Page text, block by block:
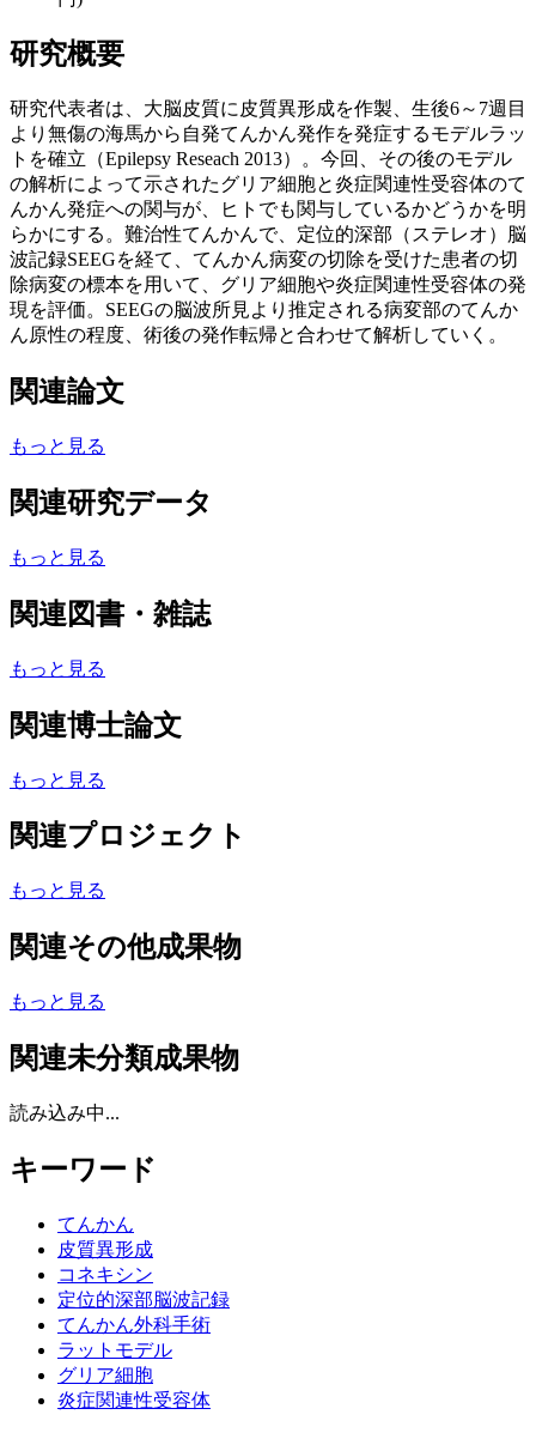
研究概要
研究代表者は、大脳皮質に皮質異形成を作製、生後6～7週目
より無傷の海馬から自発てんかん発作を発症するモデルラッ
トを確立（Epilepsy Reseach 2013）。今回、その後のモデル
の解析によって示されたグリア細胞と炎症関連性受容体のて
んかん発症への関与が、ヒトでも関与しているかどうかを明
らかにする。難治性てんかんで、定位的深部（ステレオ）脳
波記録SEEGを経て、てんかん病変の切除を受けた患者の切
除病変の標本を用いて、グリア細胞や炎症関連性受容体の発
現を評価。SEEGの脳波所見より推定される病変部のてんか
ん原性の程度、術後の発作転帰と合わせて解析していく。
関連論文
もっと見る
関連研究データ
もっと見る
関連図書・雑誌
もっと見る
関連博士論文
もっと見る
関連プロジェクト
もっと見る
関連その他成果物
もっと見る
関連未分類成果物
読み込み中...
キーワード
てんかん
皮質異形成
コネキシン
定位的深部脳波記録
てんかん外科手術
ラットモデル
グリア細胞
炎症関連性受容体